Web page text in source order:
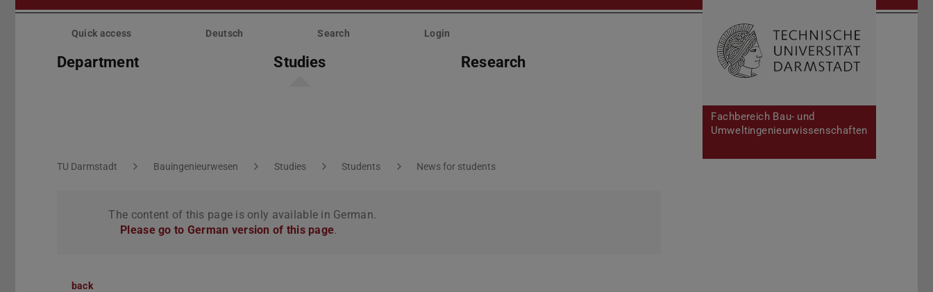
Skip
Fachbereich Bau- und
Umweltingenieurwissenschaften
Quick access Deutsch Search Login
Department Studies Research Open search
You are here:
TU Darmstadt Bauingenieurwesen Studies Students News for students
The content of this page is only available in German.
Please go to German version of this page.
back